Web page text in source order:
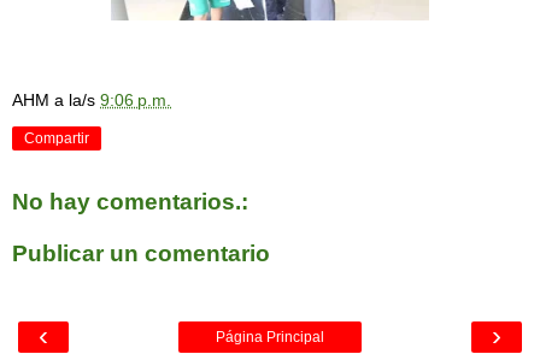
AHM a la/s 9:06 p.m.
Compartir
No hay comentarios.:
Publicar un comentario
‹ ›
Página Principal